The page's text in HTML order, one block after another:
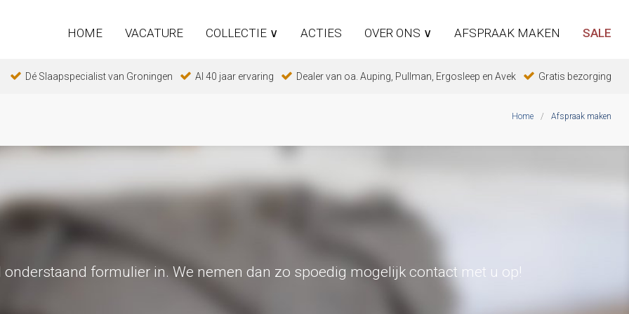
HOME VACATURE COLLECTIE ∨ ACTIES OVER ONS ∨ AFSPRAAK MAKEN SALE
Dé Slaapspecialist van Groningen Al 40 jaar ervaring Dealer van oa. Auping, Pullman, Ergosleep en Avek Gratis bezorging
Home / Afspraak maken
onderstaand formulier in. We nemen dan zo spoedig mogelijk contact met u op!